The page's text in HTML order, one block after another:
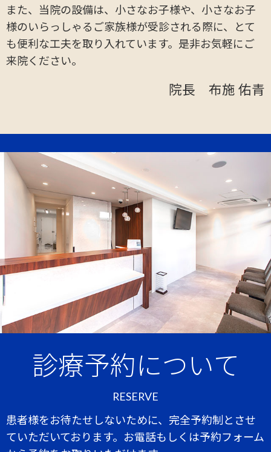
また、当院の設備は、小さなお子様や、小さなお子
様のいらっしゃるご家族様が受診される際に、とて
も便利な工夫を取り入れています。是非お気軽にご
来院ください。
院長 布施 佑青
診療予約について
RESERVE
患者様をお待たせしないために、完全予約制とさせ
ていただいております。お電話もしくは予約フォーム